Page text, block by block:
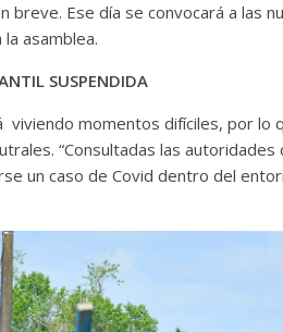
breve. Ese día se convocará a las
asamblea.
SUSPENDIDA
viviendo momentos difíciles, por lo
“Consultadas las
un caso de Covid dentro del